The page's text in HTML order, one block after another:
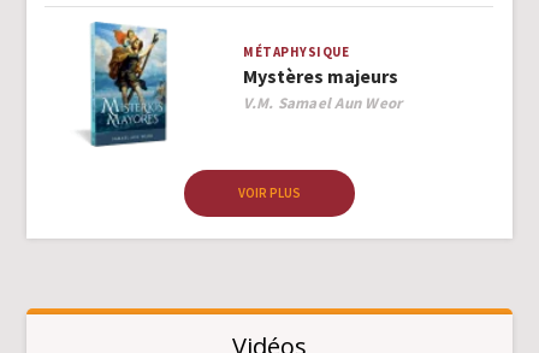
MÉTAPHYSIQUE
Mystères majeurs
Author
V.M. Samael Aun Weor
VOIR PLUS
Vidéos